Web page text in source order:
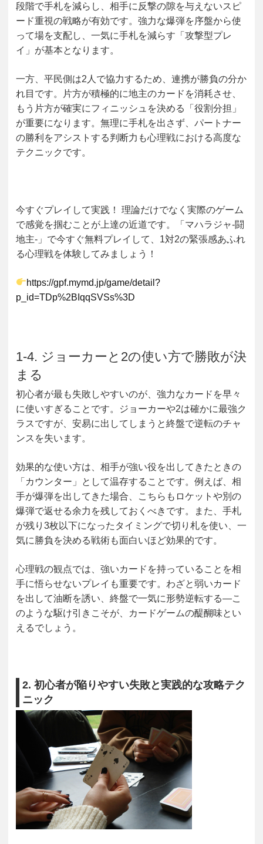
段階で手札を減らし、相手に反撃の隙を与えないスピ
ード重視の戦略が有効です。強力な爆弾を序盤から使
って場を支配し、一気に手札を減らす「攻撃型プレ
イ」が基本となります。
一方、平民側は2人で協力するため、連携が勝負の分か
れ目です。片方が積極的に地主のカードを消耗させ、
もう片方が確実にフィニッシュを決める「役割分担」
が重要になります。無理に手札を出さず、パートナー
の勝利をアシストする判断力も心理戦における高度な
テクニックです。
今すぐプレイして実践！
理論だけでなく実際のゲーム
で感覚を掴むことが上達の近道です。「マハラジャ-闘
地主-」で今すぐ無料プレイして、1対2の緊張感あふれ
る心理戦を体験してみましょう！
https://gpf.mymd.jp/game/detail?
p_id=TDp%2BIqqSVSs%3D
1-4. ジョーカーと2の使い方で勝敗が決
まる
初心者が最も失敗しやすいのが、強力なカードを早々
に使いすぎることです。ジョーカーや2は確かに最強ク
ラスですが、安易に出してしまうと終盤で逆転のチャ
ンスを失います。
効果的な使い方は、相手が強い役を出してきたときの
「カウンター」として温存することです。例えば、相
手が爆弾を出してきた場合、こちらもロケットや別の
爆弾で返せる余力を残しておくべきです。また、手札
が残り3枚以下になったタイミングで切り札を使い、一
気に勝負を決める戦術も面白いほど効果的です。
心理戦の観点では、強いカードを持っていることを相
手に悟らせないプレイも重要です。わざと弱いカード
を出して油断を誘い、終盤で一気に形勢逆転する―こ
のような駆け引きこそが、カードゲームの醍醐味とい
えるでしょう。
2. 初心者が陥りやすい失敗と実践的な攻略テク
ニック